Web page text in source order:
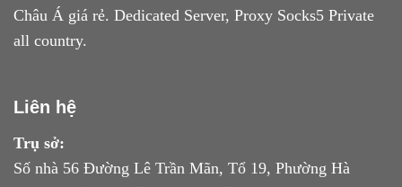
Châu Á giá rẻ. Dedicated Server, Proxy Socks5 Private
all country.
Liên hệ
Trụ sở:
Số nhà 56 Đường Lê Trần Mãn, Tổ 19, Phường Hà